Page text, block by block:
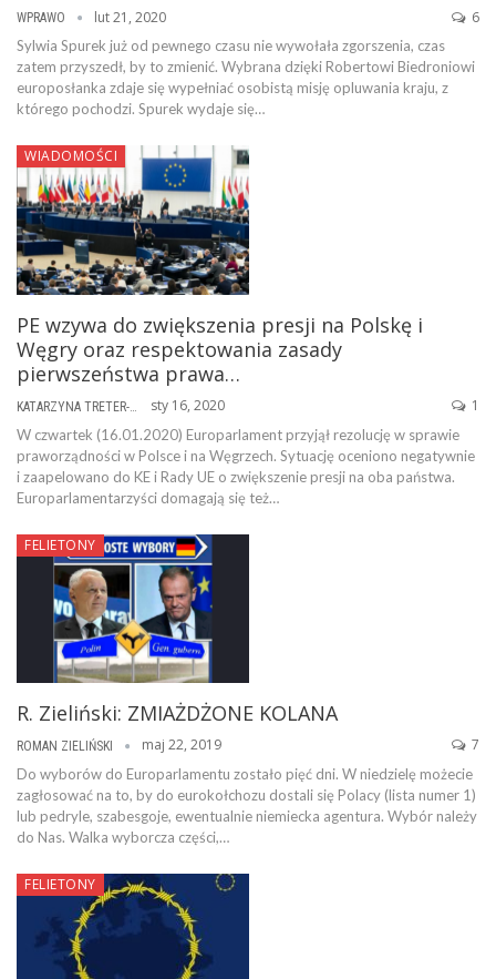
WPRAWO lut 21, 2020 6
Sylwia Spurek już od pewnego czasu nie wywołała zgorszenia, czas
zatem przyszedł, by to zmienić. Wybrana dzięki Robertowi Biedroniowi
europosłanka zdaje się wypełniać osobistą misję opluwania kraju, z
którego pochodzi. Spurek wydaje się…
WIADOMOŚCI
PE wzywa do zwiększenia presji na Polskę i
Węgry oraz respektowania zasady
pierwszeństwa prawa…
sty 16, 2020 1
W czwartek (16.01.2020) Europarlament przyjął rezolucję w sprawie
praworządności w Polsce i na Węgrzech. Sytuację oceniono negatywnie
i zaapelowano do KE i Rady UE o zwiększenie presji na oba państwa.
Europarlamentarzyści domagają się też…
FELIETONY
R. Zieliński: ZMIAŻDŻONE KOLANA
ROMAN ZIELIŃSKI maj 22, 2019 7
Do wyborów do Europarlamentu zostało pięć dni. W niedzielę możecie
zagłosować na to, by do eurokołchozu dostali się Polacy (lista numer 1)
lub pedryle, szabesgoje, ewentualnie niemiecka agentura. Wybór należy
do Nas. Walka wyborcza części,…
FELIETONY